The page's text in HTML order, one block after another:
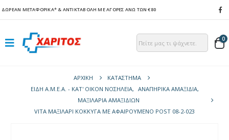
ΔΩΡΕΑΝ ΜΕΤΑΦΟΡΙΚΑ* & ΑΝΤΙΚΤΑΒΟΛΗ ΜΕ ΑΓΟΡΕΣ ΑΝΩ ΤΩΝ €80
0
ΑΡΧΙΚΉ
ΚΑΤΆΣΤΗΜΑ
ΕΙΔΗ Α.Μ.Ε.Α. - ΚΑΤ' ΟΙΚΟΝ ΝΟΣΗΛΕΙΑ, ΑΝΑΠΗΡΙΚΑ ΑΜΑΞΙΔΙΑ,
ΜΑΞΙΛΆΡΙΑ ΑΜΑΞΙΔΊΩΝ
VITA ΜΑΞΙΛΆΡΙ ΚΌΚΚΥΓΑ ΜΕ ΑΦΑΙΡΟΎΜΕΝΟ POST 08-2-023